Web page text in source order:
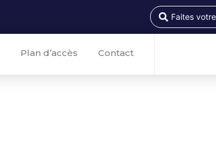
Plan d’accès Contact